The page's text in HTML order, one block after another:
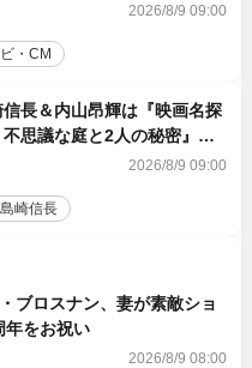
2026/8/9 09:00
・CM
長＆内山昂輝は『映画名探
思議な庭と2人の秘密』ゲ
2026/8/9 09:00
島崎信長
ブロスナン、妻が素敵ショ
年をお祝い
2026/8/9 08:00